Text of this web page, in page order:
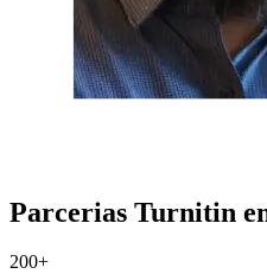
Parcerias Turnitin
200+